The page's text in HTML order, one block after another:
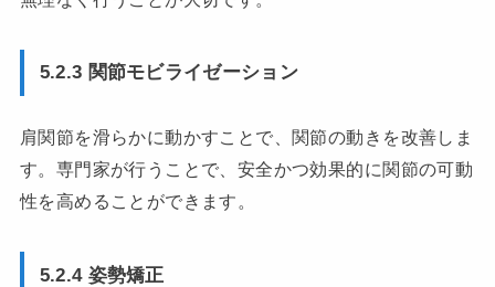
5.2.3 関節モビライゼーション
肩関節を滑らかに動かすことで、関節の動きを改善しま
す。専門家が行うことで、安全かつ効果的に関節の可動
性を高めることができます。
5.2.4 姿勢矯正